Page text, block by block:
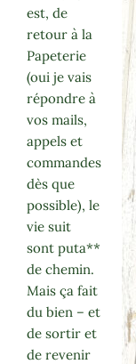
est, de
retour à la
Papeterie
(oui je vais
répondre à
vos mails,
appels et
commandes
dès que
possible), le
vie suit
sont puta**
de chemin.
Mais ça fait
du bien – et
de sortir et
de revenir